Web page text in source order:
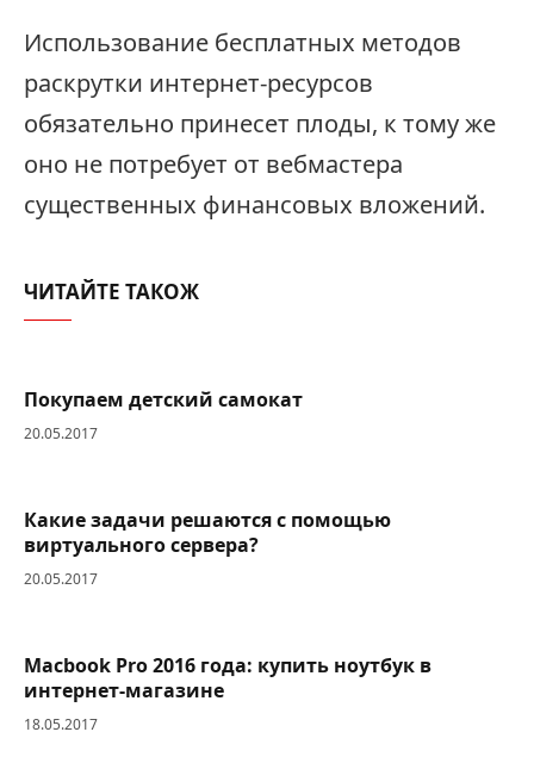
Использование бесплатных методов
раскрутки интернет-ресурсов
обязательно принесет плоды, к тому же
оно не потребует от вебмастера
существенных финансовых вложений.
ЧИТАЙТЕ ТАКОЖ
Покупаем детский самокат
20.05.2017
Какие задачи решаются с помощью
виртуального сервера?
20.05.2017
Macbook Pro 2016 года: купить ноутбук в
интернет-магазине
18.05.2017